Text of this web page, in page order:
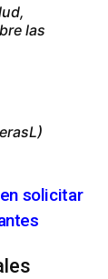
las
solicitar